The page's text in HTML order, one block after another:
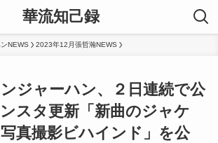
華流知己録
NEWS 2023年12月張哲瀚NEWS
ジャーハン、２日連続で公
スタ更新「新曲のジャケ
真撮影ビハインド」を公